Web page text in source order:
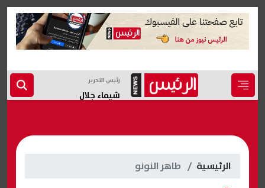
رئيس التحرير
شيماء جلال
الرئيسية طاهر النونو